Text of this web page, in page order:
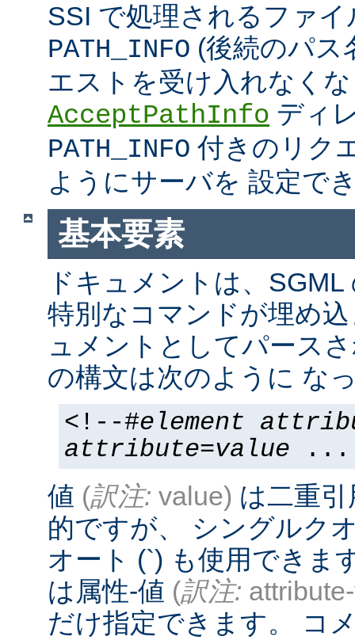
SSI で処理されるファ
PATH_INFO (後続のパス
エストを受け入れなく
AcceptPathInfo ディ
PATH_INFO 付きのリク
ようにサーバを 設定で
基本要素
ドキュメントは、
特別なコマンドが埋め
ュメントとしてパース
の構文は次のように な
<!--#element
attribute=value ...
値 (訳注: value) は二重
的ですが、 シングルク
オート (`) も使用できま
は属性-値 (訳注:
だけ指定できます。 コ